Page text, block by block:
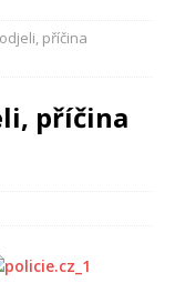
příčina
příčina